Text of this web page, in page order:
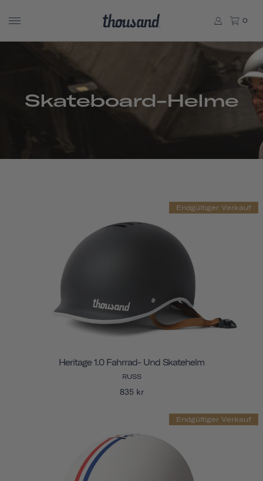
0
Skateboard-Helme
Endgültiger Verkauf
Heritage 1.0 Fahrrad- Und Skatehelm
RUSS
835 kr
Endgültiger Verkauf